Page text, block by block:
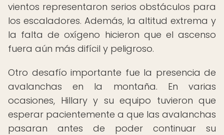
vientos representaron serios obstáculos para
los escaladores. Además, la altitud extrema y
la falta de oxígeno hicieron que el ascenso
fuera aún más difícil y peligroso.
Otro desafío importante fue la presencia de
avalanchas en la montaña. En varias
ocasiones, Hillary y su equipo tuvieron que
esperar pacientemente a que las avalanchas
pasaran antes de poder continuar su